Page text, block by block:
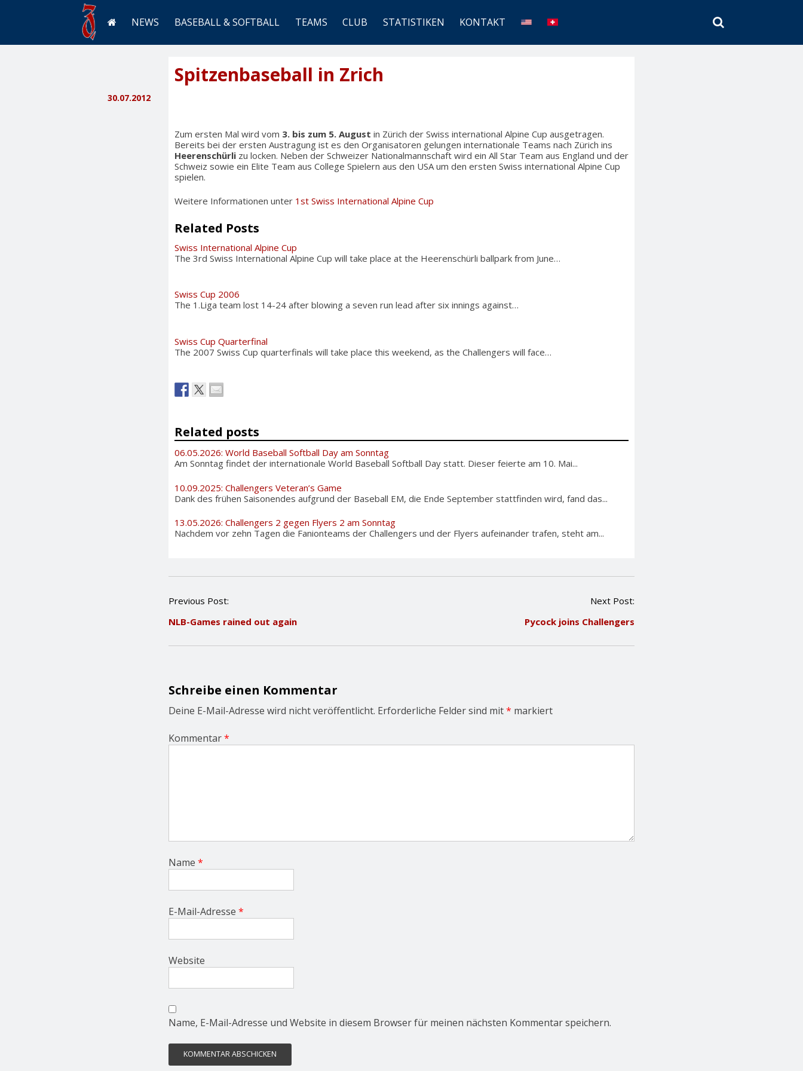
NEWS BASEBALL & SOFTBALL TEAMS CLUB STATISTIKEN KONTAKT
SEARCH
Spitzenbaseball in Zrich
30.07.2012
Zum ersten Mal wird vom 3. bis zum 5. August in Zürich der Swiss international Alpine Cup ausgetragen.
Bereits bei der ersten Austragung ist es den Organisatoren gelungen internationale Teams nach Zürich ins
Heerenschürli zu locken. Neben der Schweizer Nationalmannschaft wird ein All Star Team aus England und der
Schweiz sowie ein Elite Team aus College Spielern aus den USA um den ersten Swiss international Alpine Cup
spielen.
Weitere Informationen unter 1st Swiss International Alpine Cup
Related Posts
Swiss International Alpine Cup
The 3rd Swiss International Alpine Cup will take place at the Heerenschürli ballpark from June…
Swiss Cup 2006
The 1.Liga team lost 14-24 after blowing a seven run lead after six innings against…
Swiss Cup Quarterfinal
The 2007 Swiss Cup quarterfinals will take place this weekend, as the Challengers will face…
Related posts
06.05.2026: World Baseball Softball Day am Sonntag
Am Sonntag findet der internationale World Baseball Softball Day statt. Dieser feierte am 10. Mai...
10.09.2025: Challengers Veteran’s Game
Dank des frühen Saisonendes aufgrund der Baseball EM, die Ende September stattfinden wird, fand das...
13.05.2026: Challengers 2 gegen Flyers 2 am Sonntag
Nachdem vor zehn Tagen die Fanionteams der Challengers und der Flyers aufeinander trafen, steht am...
P
s
n
i
g
a
o
Previous Post:
NLB-Games rained out again
Next Post:
Pycock joins Challengers
Schreibe einen Kommentar
Deine E-Mail-Adresse wird nicht veröffentlicht. Erforderliche Felder sind mit* markiert
Kommentar*
Name *
E-Mail-Adresse *
Website
Name, E-Mail-Adresse und Website in diesem Browser für meinen nächsten Kommentar speichern.